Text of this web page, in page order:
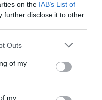
on the IAB’s List of
further disclose it to other
Outs
of my
my
ΤΗΝ ΚΑΤΗΓΟΡΊΑ